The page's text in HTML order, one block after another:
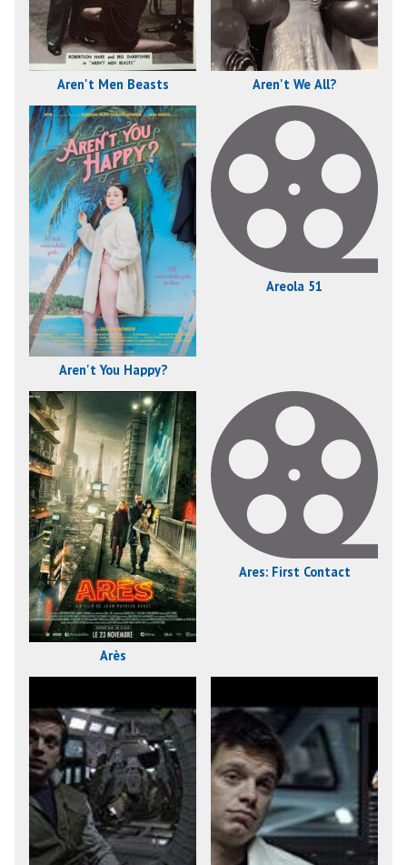
Aren't Men Beasts Aren't We All?
Aren't You Happy?
Areola 51
Arès
Ares: First Contact